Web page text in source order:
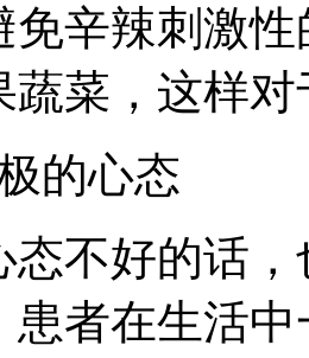
免辛辣刺激
蔬菜，这样
的心态
态不好的话
患者在生活